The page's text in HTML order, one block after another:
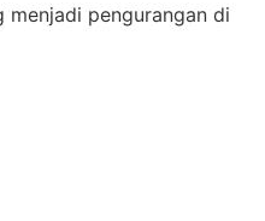
menjadi pengurangan di